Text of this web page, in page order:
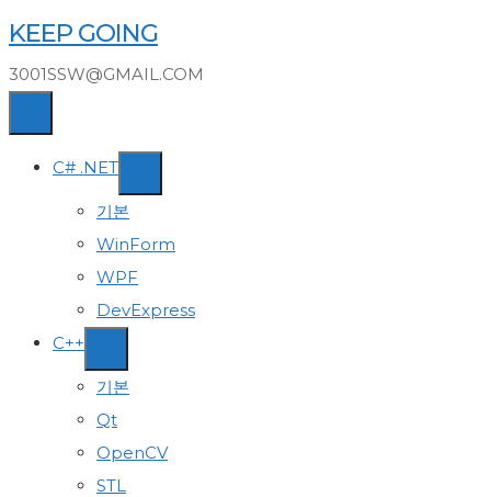
Skip
content
KEEP GOING
3001SSW@GMAIL.COM
C# .NET
기본
WinForm
WPF
DevExpress
C++
기본
Qt
OpenCV
STL